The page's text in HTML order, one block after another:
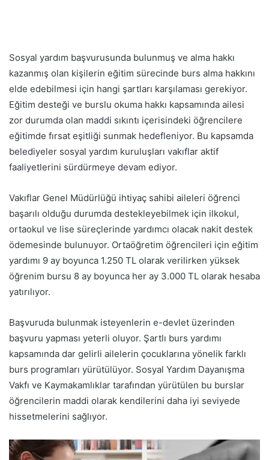
Sosyal yardım başvurusunda bulunmuş ve alma hakkı
kazanmış olan kişilerin eğitim sürecinde burs alma hakkını
elde edebilmesi için hangi şartları karşılaması gerekiyor.
Eğitim desteği ve burslu okuma hakkı kapsamında ailesi
zor durumda olan maddi sıkıntı içerisindeki öğrencilere
eğitimde fırsat eşitliği sunmak hedefleniyor. Bu kapsamda
belediyeler sosyal yardım kuruluşları vakıflar aktif
faaliyetlerini sürdürmeye devam ediyor.
Vakıflar Genel Müdürlüğü ihtiyaç sahibi aileleri öğrenci
başarılı olduğu durumda destekleyebilmek için ilkokul,
ortaokul ve lise süreçlerinde yardımcı olacak nakit destek
ödemesinde bulunuyor. Ortaöğretim öğrencileri için eğitim
yardımı 9 ay boyunca 1.250 TL olarak verilirken yüksek
öğrenim bursu 8 ay boyunca her ay 3.000 TL olarak hesaba
yatırılıyor.
Başvuruda bulunmak isteyenlerin e-devlet üzerinden
başvuru yapması yeterli oluyor. Şartlı burs yardımı
kapsamında dar gelirli ailelerin çocuklarına yönelik farklı
burs programları yürütülüyor. Sosyal Yardım Dayanışma
Vakfı ve Kaymakamlıklar tarafından yürütülen bu burslar
öğrencilerin maddi olarak kendilerini daha iyi seviyede
hissetmelerini sağlıyor.